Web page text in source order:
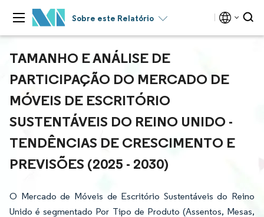
Sobre este Relatório
TAMANHO E ANÁLISE DE
PARTICIPAÇÃO DO MERCADO DE
MÓVEIS DE ESCRITÓRIO
SUSTENTÁVEIS DO REINO UNIDO -
TENDÊNCIAS DE CRESCIMENTO E
PREVISÕES (2025 - 2030)
O Mercado de Móveis de Escritório Sustentáveis do Reino
Unido é segmentado Por Tipo de Produto (Assentos, Mesas,